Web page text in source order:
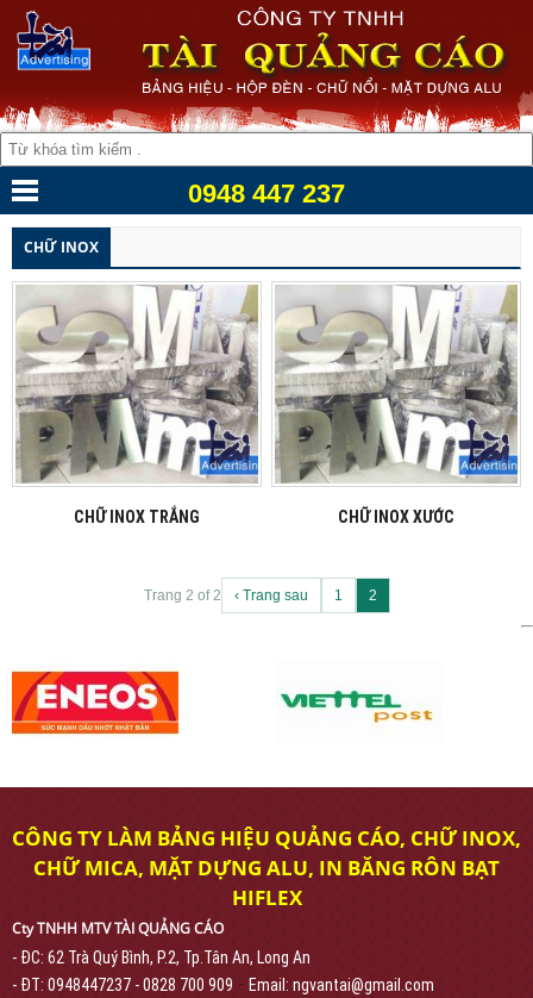
0948 447 237
CHỮ INOX
CHỮ INOX TRẮNG CHỮ INOX XƯỚC
Trang 2 of 2 ‹ Trang sau 1 2
CÔNG TY LÀM BẢNG HIỆU QUẢNG CÁO, CHỮ INOX,
CHỮ MICA, MẶT DỰNG ALU, IN BĂNG RÔN BẠT
HIFLEX
Cty TNHH MTV TÀI QUẢNG CÁO
- ĐC: 62 Trà Quý Bình, P.2, Tp.Tân An, Long An
- ĐT: 0948447237 - 0828 700 909 - Email: ngvantai@gmail.com